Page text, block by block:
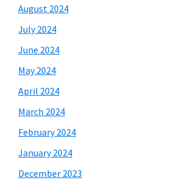
August 2024
July 2024
June 2024
May 2024
April 2024
March 2024
February 2024
January 2024
December 2023